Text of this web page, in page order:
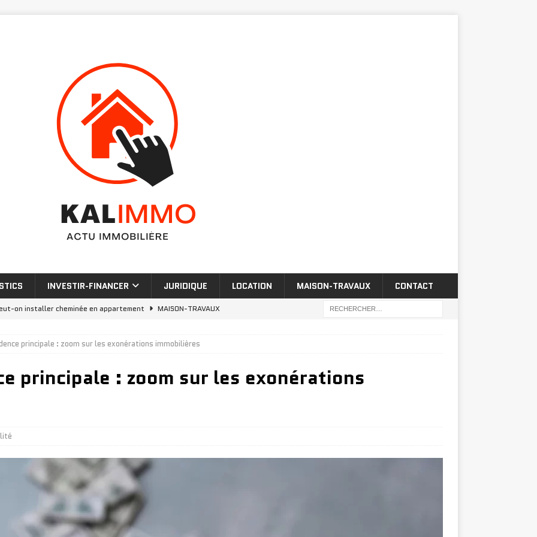
INVESTIR-FINANCER JURIDIQUE LOCATION MAISON-TRAVAUX CONTACT
on installer cheminée en appartement
MAISON-TRAVAUX
Investir dans un appartement a vendre dubai : rentabilité réelle
principale : zoom sur les exonérations immobilières
principale : zoom sur les exonérations